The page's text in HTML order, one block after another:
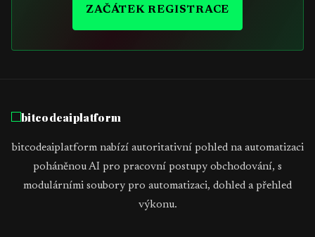
ZAČÁTEK REGISTRACE
bitcodeaiplatform
bitcodeaiplatform nabízí autoritativní pohled na automatizaci
poháněnou AI pro pracovní postupy obchodování, s
modulárními soubory pro automatizaci, dohled a přehled
výkonu.